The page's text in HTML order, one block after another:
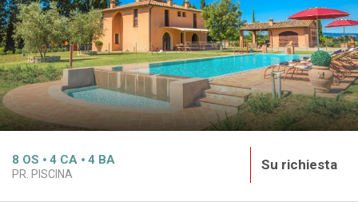
8 OS 4 CA 4 BA
PR. PISCINA
Su richiesta